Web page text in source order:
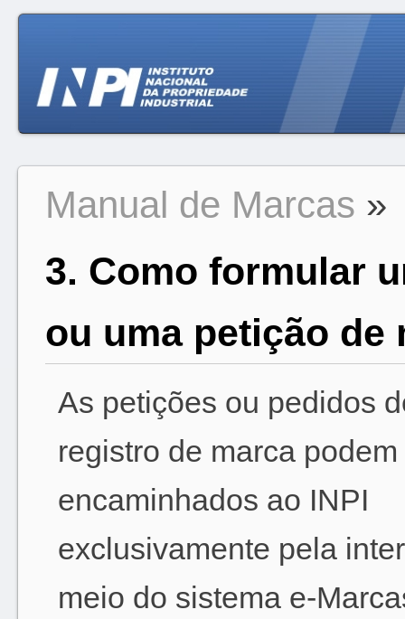
Manual de Marcas »
3. Como formular
ou uma petição de
As petições ou pedidos
registro de marca podem
encaminhados ao INPI
exclusivamente pela
meio do sistema e-